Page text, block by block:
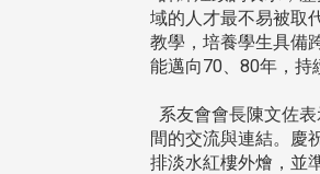
域的人才最不易被取
教學，培養學生具備
能邁向70、80年，持
系友會會長陳文佐
間的交流與連結。慶
排淡水紅樓外燴，並